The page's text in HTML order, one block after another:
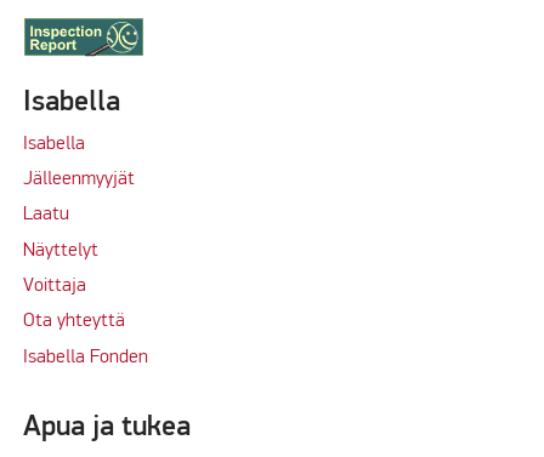
Isabella
Isabella
Jälleenmyyjät
Laatu
Näyttelyt
Voittaja
Ota yhteyttä
Isabella Fonden
Apua ja tukea